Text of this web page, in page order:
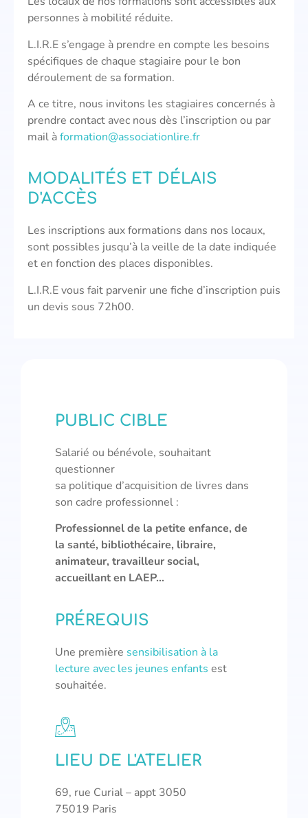
personnes à mobilité réduite.
L.I.R.E s’engage à prendre en compte les besoins
spécifiques de chaque stagiaire pour le bon
déroulement de sa formation.
A ce titre, nous invitons les stagiaires concernés à
prendre contact avec nous dès l’inscription ou par
mail àformation@associationlire.fr
MODALITÉS ET DÉLAIS
D'ACCÈS
Les inscriptions aux formations dans nos locaux,
sont possibles jusqu’à la veille de la date indiquée
et en fonction des places disponibles.
L.I.R.E vous fait parvenir une fiche d’inscription puis
un devis sous 72h00.
PUBLIC CIBLE
Salarié ou bénévole, souhaitant
questionner
sa politique d’acquisition de livres dans
son cadre professionnel :
Professionnel de la petite enfance, de
la santé, bibliothécaire, libraire,
animateur, travailleur social,
accueillant en LAEP…
PRÉREQUIS
Une première sensibilisation à la
lecture avec les jeunes enfants est
souhaitée.
LIEU DE L'ATELIER
69, rue Curial – appt 3050
75019 Paris